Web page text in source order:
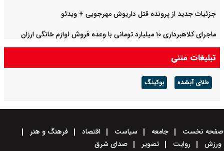
جزئیات جدید از پرونده قتل داریوش مهرجویی + ویدئو
ماجرای کلاهبرداری ۱۰ میلیارد تومانی با وعده فروش لوازم خانگی ارزان
تبلیغات متنی
طلای آبشده بوکینگ
صفحه نخست جامعه سیاست اقتصاد
فرهنگ و هنر
ورزش
روایت تصویر صدای شرق